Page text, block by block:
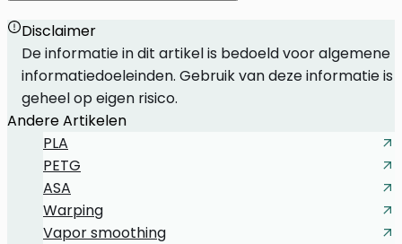
vapor smoothing
Disclaimer
De informatie in dit artikel is bedoeld voor algemene
informatiedoeleinden. Gebruik van deze informatie is
geheel op eigen risico.
Andere Artikelen
PLA
PETG
ASA
Warping
Vapor smoothing